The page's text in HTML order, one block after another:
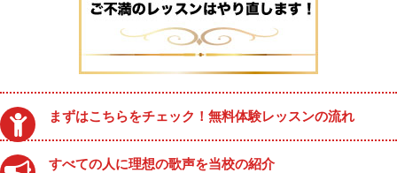
まずはこちらをチェック！無料体験レッスンの流れ
すべての人に理想の歌声を当校の紹介